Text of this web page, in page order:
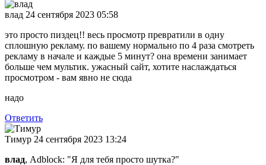
влад 24 сентября 2023 05:58
это просто пиздец!! весь просмотр превратили в одну
сплошную рекламу. по вашему нормально по 4 раза смотреть
рекламу в начале и каждые 5 минут? она времени занимает
больше чем мультик. ужасный сайт, хотите наслаждаться
просмотром - вам явно не сюда
надо
Ответить
Тимур 24 сентября 2023 13:24
влад, Adblock: "Я для тебя просто шутка?"